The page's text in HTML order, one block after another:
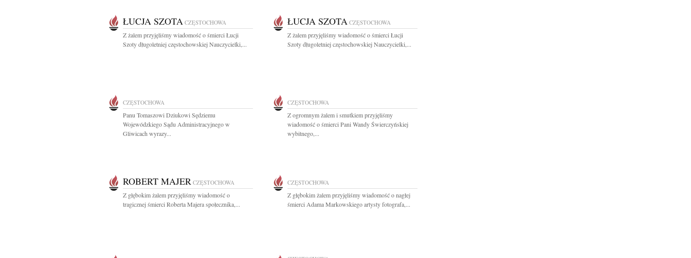
ŁUCJA SZOTA CZĘSTOCHOWA
Z żalem przyjęliśmy wiadomość o śmierci Łucji
Szoty długoletniej częstochowskiej Nauczycielki,...
ŁUCJA SZOTA CZĘSTOCHOWA
Z żalem przyjęliśmy wiadomość o śmierci Łucji
Szoty długoletniej częstochowskiej Nauczycielki,...
CZĘSTOCHOWA
Panu Tomaszowi Dziukowi Sędziemu
Wojewódzkiego Sądu Administracyjnego w
Gliwicach wyrazy...
CZĘSTOCHOWA
Z ogromnym żalem i smutkiem przyjęliśmy
wiadomość o śmierci Pani Wandy Świerczyńskiej
wybitnego,...
ROBERT MAJER CZĘSTOCHOWA
Z głębokim żalem przyjęliśmy wiadomość o
tragicznej śmierci Roberta Majera społecznika,...
CZĘSTOCHOWA
Z głębokim żalem przyjęliśmy wiadomość o nagłej
śmierci Adama Markowskiego artysty fotografa,...